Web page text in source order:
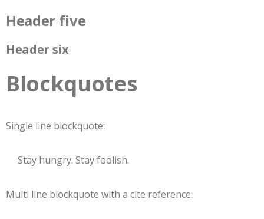
Header five
Header six
Blockquotes
Single line blockquote:
Stay hungry. Stay foolish.
Multi line blockquote with a cite reference: